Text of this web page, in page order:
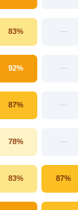
83% —
92% —
87% —
78% —
83% 87%